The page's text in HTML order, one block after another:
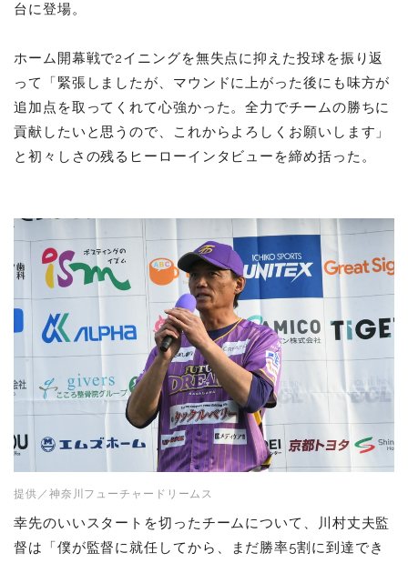
台に登場。
ホーム開幕戦で2イニングを無失点に抑えた投球を振り返
って「緊張しましたが、マウンドに上がった後にも味方が
追加点を取ってくれて心強かった。全力でチームの勝ちに
貢献したいと思うので、これからよろしくお願いします」
と初々しさの残るヒーローインタビューを締め括った。
提供／神奈川フューチャードリームス
幸先のいいスタートを切ったチームについて、川村丈夫監
督は「僕が監督に就任してから、まだ勝率5割に到達でき